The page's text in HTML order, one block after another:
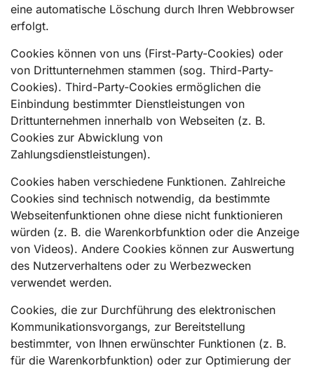
eine automatische Löschung durch Ihren Webbrowser
erfolgt.
Cookies können von uns (First-Party-Cookies) oder
von Drittunternehmen stammen (sog. Third-Party-
Cookies). Third-Party-Cookies ermöglichen die
Einbindung bestimmter Dienstleistungen von
Drittunternehmen innerhalb von Webseiten (z. B.
Cookies zur Abwicklung von
Zahlungsdienstleistungen).
Cookies haben verschiedene Funktionen. Zahlreiche
Cookies sind technisch notwendig, da bestimmte
Webseitenfunktionen ohne diese nicht funktionieren
würden (z. B. die Warenkorbfunktion oder die Anzeige
von Videos). Andere Cookies können zur Auswertung
des Nutzerverhaltens oder zu Werbezwecken
verwendet werden.
Cookies, die zur Durchführung des elektronischen
Kommunikationsvorgangs, zur Bereitstellung
bestimmter, von Ihnen erwünschter Funktionen (z. B.
für die Warenkorbfunktion) oder zur Optimierung der